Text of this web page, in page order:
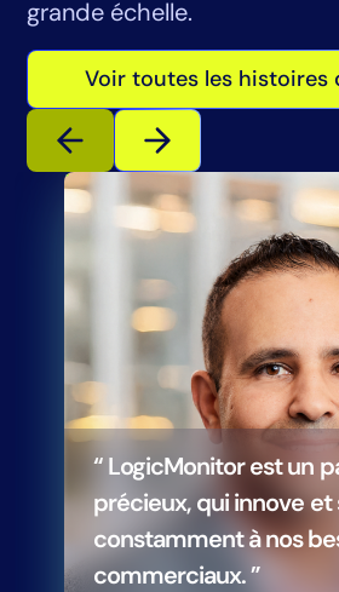
grande échelle.
Voir toutes les histoires
“ LogicMonitor est un
précieux, qui innove et
constamment à nos
commerciaux. ”